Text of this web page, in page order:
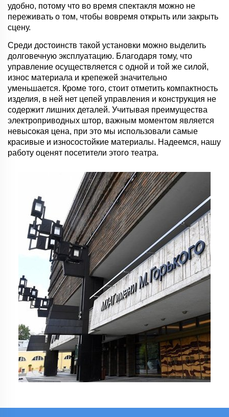
удобно, потому что во время спектакля можно не
переживать о том, чтобы вовремя открыть или закрыть
сцену.
Среди достоинств такой установки можно выделить
долговечную эксплуатацию. Благодаря тому, что
управление осуществляется с одной и той же силой,
износ материала и крепежей значительно
уменьшается. Кроме того, стоит отметить компактность
изделия, в ней нет цепей управления и конструкция не
содержит лишних деталей. Учитывая преимущества
электроприводных штор, важным моментом является
невысокая цена, при это мы использовали самые
красивые и износостойкие материалы. Надеемся, нашу
работу оценят посетители этого театра.